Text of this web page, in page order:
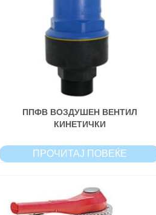
ППФВ ВОЗДУШЕН ВЕНТИЛ
КИНЕТИЧКИ
ПРОЧИТАЈ ПОВЕЌЕ